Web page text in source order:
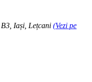
Iași, Lețcani (Vezi pe